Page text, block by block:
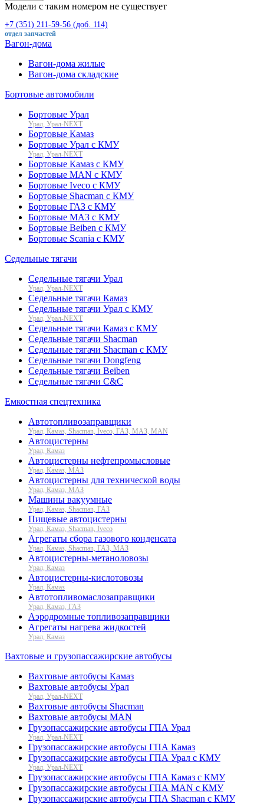
Модели с таким номером не существует
+7 (351) 211-59-56 (доб. 114)
отдел запчастей
Вагон-дома
Вагон-дома жилые
Вагон-дома складские
Бортовые автомобили
Бортовые Урал
Урал, Урал-NEXT
Бортовые Камаз
Бортовые Урал с КМУ
Урал, Урал-NEXT
Бортовые Камаз с КМУ
Бортовые MAN с КМУ
Бортовые Iveco с КМУ
Бортовые Shacman с КМУ
Бортовые ГАЗ с КМУ
Бортовые МАЗ с КМУ
Бортовые Beiben с КМУ
Бортовые Scania с КМУ
Седельные тягачи
Седельные тягачи Урал
Урал, Урал-NEXT
Седельные тягачи Камаз
Седельные тягачи Урал с КМУ
Урал, Урал-NEXT
Седельные тягачи Камаз с КМУ
Седельные тягачи Shacman
Седельные тягачи Shacman с КМУ
Седельные тягачи Dongfeng
Седельные тягачи Beiben
Седельные тягачи C&C
Емкостная спецтехника
Автотопливозаправщики
Урал, Камаз, Shacman, Iveco, ГАЗ, МАЗ, MAN
Автоцистерны
Урал, Камаз
Автоцистерны нефтепромысловые
Урал, Камаз, МАЗ
Автоцистерны для технической воды
Урал, Камаз, МАЗ
Машины вакуумные
Урал, Камаз, Shacman, ГАЗ
Пищевые автоцистерны
Урал, Камаз, Shacman, Iveco
Агрегаты сбора газового конденсата
Урал, Камаз, Shacman, ГАЗ, МАЗ
Автоцистерны-метаноловозы
Урал, Камаз
Автоцистерны-кислотовозы
Урал, Камаз
Автотопливомаслозаправщики
Урал, Камаз, ГАЗ
Аэродромные топливозаправщики
Агрегаты нагрева жидкостей
Урал, Камаз
Вахтовые и грузопассажирские автобусы
Вахтовые автобусы Камаз
Вахтовые автобусы Урал
Урал, Урал-NEXT
Вахтовые автобусы Shacman
Вахтовые автобусы MAN
Грузопассажирские автобусы ГПА Урал
Урал, Урал-NEXT
Грузопассажирские автобусы ГПА Камаз
Грузопассажирские автобусы ГПА Урал с КМУ
Урал, Урал-NEXT
Грузопассажирские автобусы ГПА Камаз с КМУ
Грузопассажирские автобусы ГПА MAN с КМУ
Грузопассажирские автобусы ГПА Shacman с КМУ